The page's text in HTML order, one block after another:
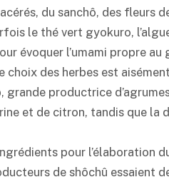
du sanchô, des fleurs
le thé vert gyokuro,
évoquer l’umami propre au
choix des herbes est
grande productrice
et de citron, tandis que
pour l’élaboration
de shôchû essaient